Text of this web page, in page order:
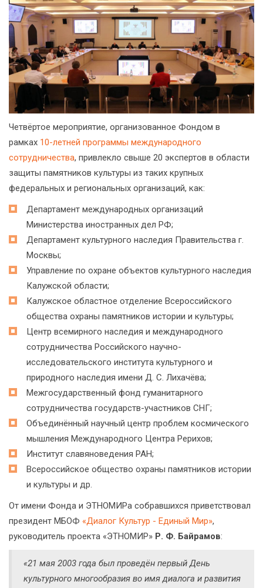
Четвёртое мероприятие, организованное Фондом в
рамках 10-летней программы международного
сотрудничества, привлекло свыше 20 экспертов в области
защиты памятников культуры из таких крупных
федеральных и региональных организаций, как:
Департамент международных организаций
Министерства иностранных дел РФ;
Департамент культурного наследия Правительства г.
Москвы;
Управление по охране объектов культурного наследия
Калужской области;
Калужское областное отделение Всероссийского
общества охраны памятников истории и культуры;
Центр всемирного наследия и международного
сотрудничества Российского научно-
исследовательского института культурного и
природного наследия имени Д. С. Лихачёва;
Межгосударственный фонд гуманитарного
сотрудничества государств-участников СНГ;
Объединённый научный центр проблем космического
мышления Международного Центра Рерихов;
Институт славяноведения РАН;
Всероссийское общество охраны памятников истории
и культуры и др.
От имени Фонда и ЭТНОМИРа собравшихся приветствовал
президент МБОФ «Диалог Культур - Единый Мир»,
руководитель проекта «ЭТНОМИР» Р. Ф. Байрамов:
«21 мая 2003 года был проведён первый День
культурного многообразия во имя диалога и развития